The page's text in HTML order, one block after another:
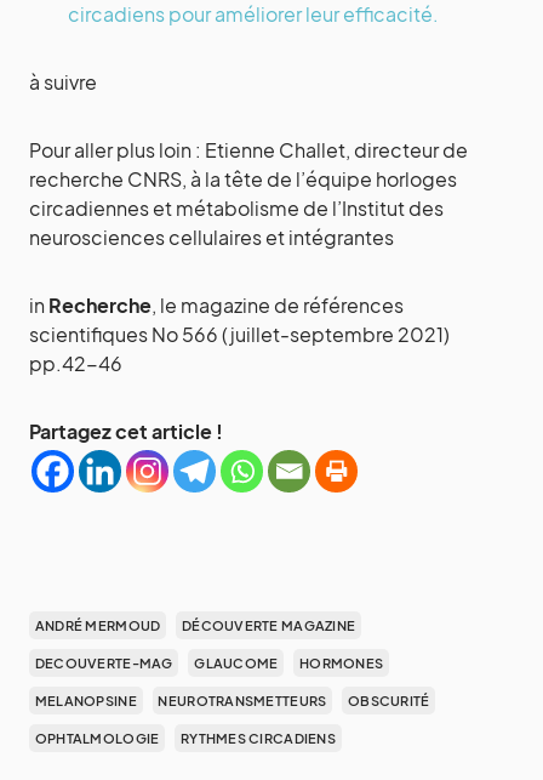
circadiens pour améliorer leur efficacité.
à suivre
Pour aller plus loin : Etienne Challet, directeur de
recherche CNRS, à la tête de l’équipe horloges
circadiennes et métabolisme de l’Institut des
neurosciences cellulaires et intégrantes
in Recherche, le magazine de références
scientifiques No 566 (juillet-septembre 2021)
pp.42-46
Partagez cet article !
ANDRÉ MERMOUD DÉCOUVERTE MAGAZINE
DECOUVERTE-MAG GLAUCOME HORMONES
MELANOPSINE NEUROTRANSMETTEURS OBSCURITÉ
OPHTALMOLOGIE RYTHMES CIRCADIENS